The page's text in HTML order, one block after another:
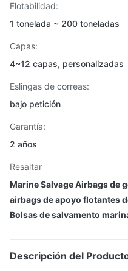
Flotabilidad:
1 tonelada ~ 200 toneladas
Capas:
4~12 capas, personalizadas
Eslingas de correas:
bajo petición
Garantía:
2 años
Resaltar
Marine Salvage Airbags de
airbags de apoyo flotantes
Bolsas de salvamento
Descripción del